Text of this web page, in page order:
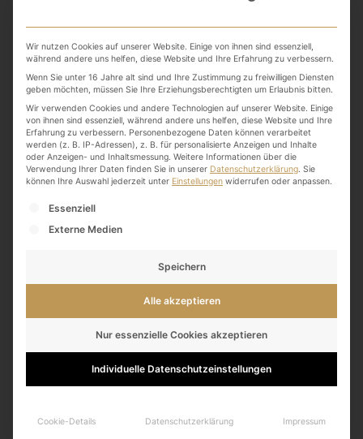
Wir nutzen Cookies auf unserer Website. Einige von ihnen sind essenziell,
während andere uns helfen, diese Website und Ihre Erfahrung zu verbessern.
Wenn Sie unter 16 Jahre alt sind und Ihre Zustimmung zu freiwilligen Diensten
geben möchten, müssen Sie Ihre Erziehungsberechtigten um Erlaubnis bitten.
Wir verwenden Cookies und andere Technologien auf unserer Website. Einige
von ihnen sind essenziell, während andere uns helfen, diese Website und Ihre
Erfahrung zu verbessern. Personenbezogene Daten können verarbeitet
werden (z. B. IP-Adressen), z. B. für personalisierte Anzeigen und Inhalte
oder Anzeigen- und Inhaltsmessung. Weitere Informationen über die
Verwendung Ihrer Daten finden Sie in unserer Datenschutzerklärung. Sie
können Ihre Auswahl jederzeit unter Einstellungen widerrufen oder anpassen.
Es folgt eine Liste der Service-Gruppen, für die
Essenziell
Externe Medien
Speichern
Alle akzeptieren
Nur essenzielle Cookies akzeptieren
Individuelle Datenschutzeinstellungen
Cookie-Details Datenschutzerklärung Impressum